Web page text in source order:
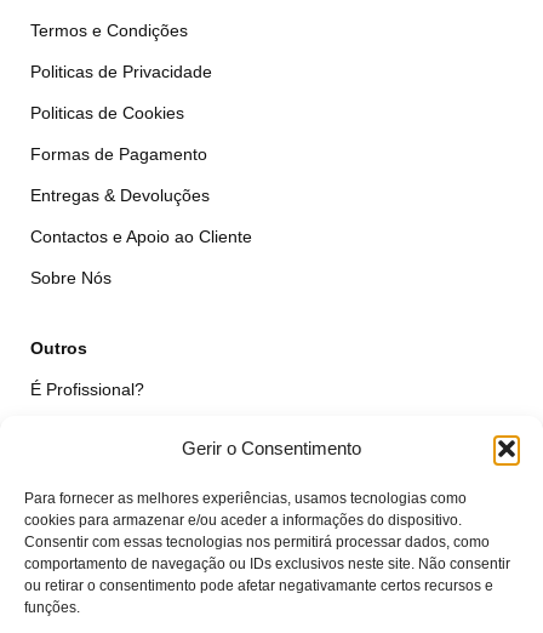
Gerir o Consentimento
Para fornecer as melhores experiências, usamos tecnologias como
cookies para armazenar e/ou aceder a informações do dispositivo.
Consentir com essas tecnologias nos permitirá processar dados, como
comportamento de navegação ou IDs exclusivos neste site. Não consentir
ou retirar o consentimento pode afetar negativamante certos recursos e
funções.
Termos e Condições
Politicas de Privacidade
Politicas de Cookies
Formas de Pagamento
Entregas & Devoluções
Contactos e Apoio ao Cliente
Sobre Nós
Outros
É Profissional?
Qualidade das Peças
Minha Conta